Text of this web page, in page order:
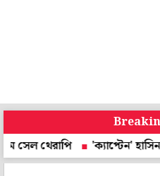
'ক্যাপ্টেন' হাসিনার মতো